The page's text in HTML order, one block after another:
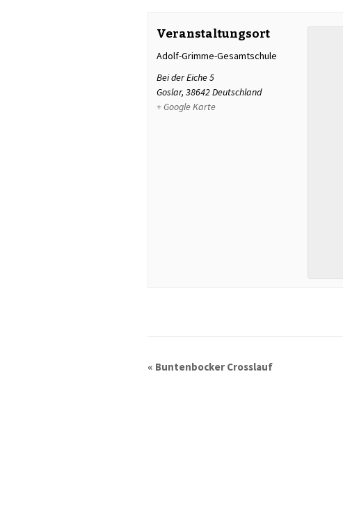
Veranstaltungsort
Adolf-Grimme-Gesamtschule
Bei der Eiche 5
Goslar, 38642Deutschland
+ Google Karte
« Buntenbocker Crosslauf